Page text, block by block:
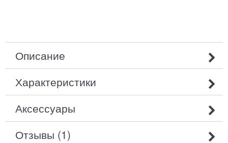
Описание
Характеристики
Аксессуары
Отзывы (1)